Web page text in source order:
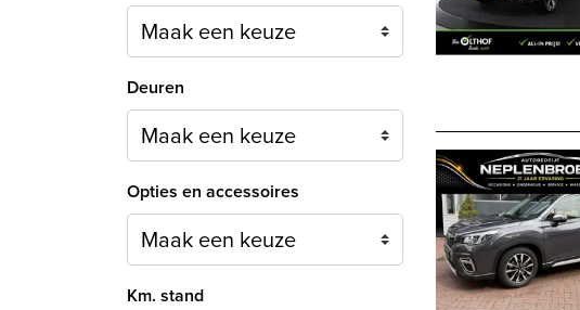
Maak een keuze
Deuren
Maak een keuze
Opties en accessoires
Maak een keuze
Km. stand